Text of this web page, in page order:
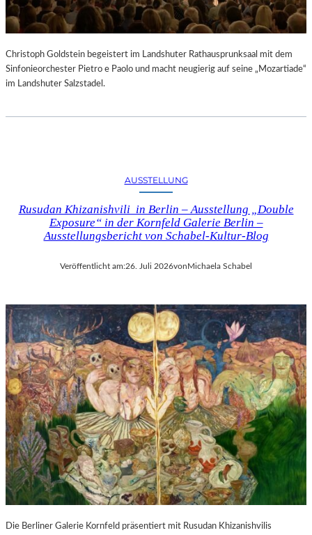
Christoph Goldstein begeistert im Landshuter Rathausprunksaal mit dem
Sinfonieorchester Pietro e Paolo und macht neugierig auf seine „Mozartiade“
im Landshuter Salzstadel.
AUSSTELLUNG
Rusudan Khizanishvili in Berlin – Ausstellung „Double
Exposure“ in der Kornfeld Galerie Berlin –
Ausstellungsbericht von Schabel-Kultur-Blog
Veröffentlicht am:26. Juli 2026von Michaela Schabel
Die Berliner Galerie Kornfeld präsentiert mit Rusudan Khizanishvilis